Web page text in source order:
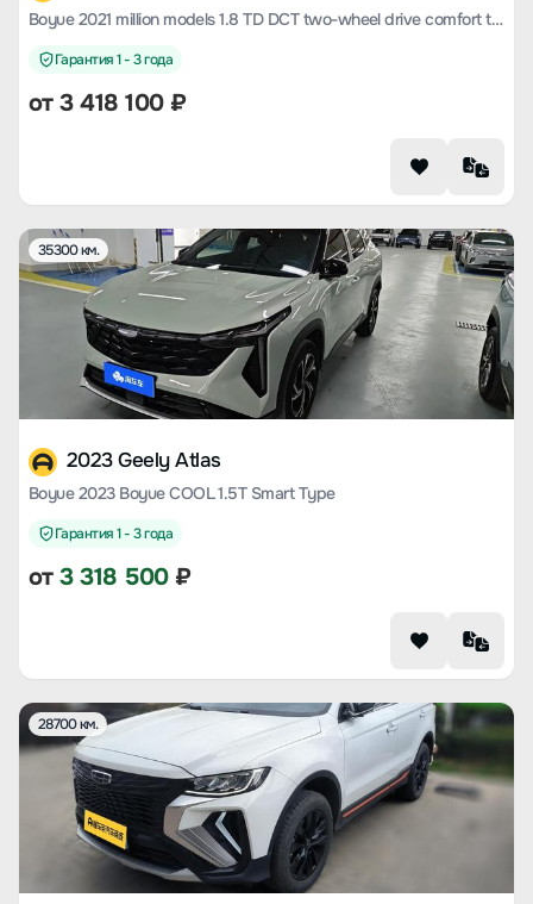
Boyue 2021 million models 1.8 TD DCT two-wheel drive comfort type
Гарантия 1 - 3 года
от3 418 100₽
35300 км.
2023 Geely Atlas
Boyue 2023 Boyue COOL 1.5T Smart Type
Гарантия 1 - 3 года
от3 318 500₽
28700 км.